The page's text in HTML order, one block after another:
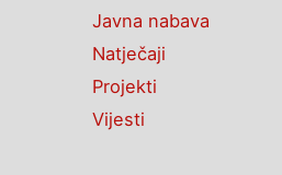
Javna nabava
Natječaji
Projekti
Vijesti